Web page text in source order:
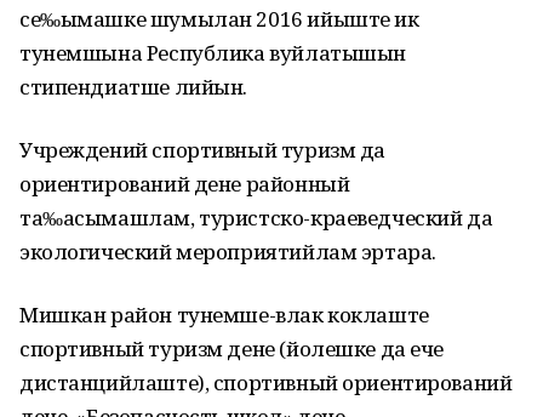
се‰ымашке шумылан 2016 ийыште ик
тунемшына Республика вуйлатышын
стипендиатше лийын.
Учреждений спортивный туризм да
ориентирований дене районный
та‰асымашлам, туристско-краеведческий да
экологический мероприятийлам эртара.
Мишкан район тунемше-влак коклаште
спортивный туризм дене (йолешке да ече
дистанцийлаште), спортивный ориентирований